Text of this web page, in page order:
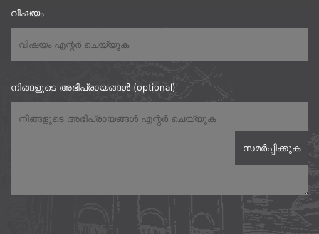
വിഷയം
നിങ്ങളുടെ അഭിപ്രായങ്ങൾ (optional)